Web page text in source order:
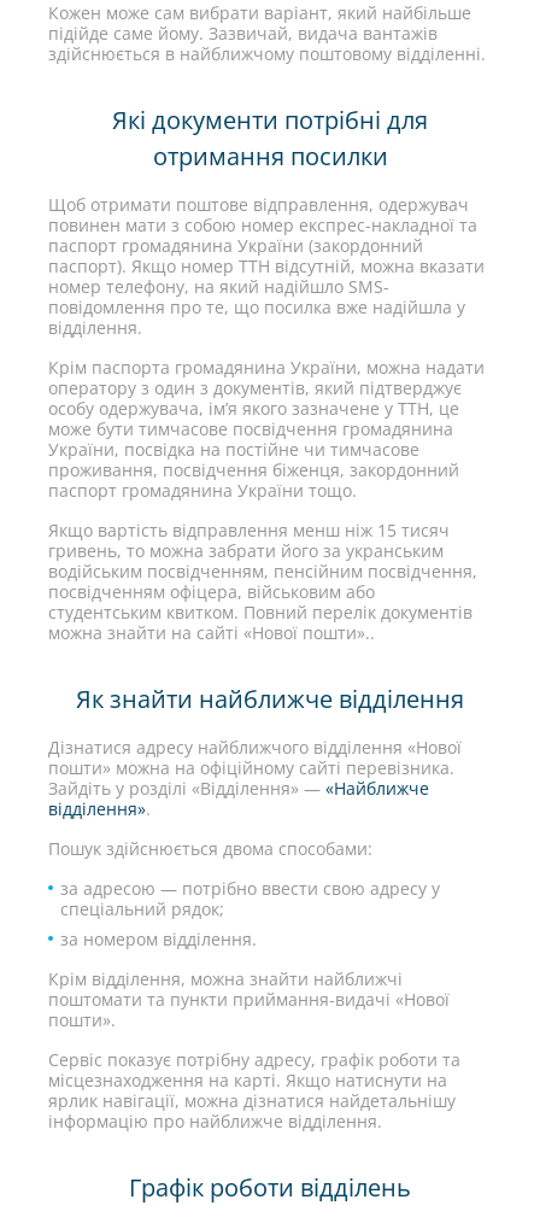
Кожен може сам вибрати варіант, який найбільше
підійде саме йому. Зазвичай, видача вантажів
здійснюється в найближчому поштовому відділенні.
Які документи потрібні для
отримання посилки
Щоб отримати поштове відправлення, одержувач
повинен мати з собою номер експрес-накладної та
паспорт громадянина України (закордонний
паспорт). Якщо номер ТТН відсутній, можна вказати
номер телефону, на який надійшло SMS-
повідомлення про те, що посилка вже надійшла у
відділення.
Крім паспорта громадянина України, можна надати
оператору з один з документів, який підтверджує
особу одержувача, ім’я якого зазначене у ТТН, це
може бути тимчасове посвідчення громадянина
України, посвідка на постійне чи тимчасове
проживання, посвідчення біженця, закордонний
паспорт громадянина України тощо.
Якщо вартість відправлення менш ніж 15 тисяч
гривень, то можна забрати його за укранським
водійським посвідченням, пенсійним посвідчення,
посвідченням офіцера, військовим або
студентським квитком. Повний перелік документів
можна знайти на сайті «Нової пошти»..
Як знайти найближче відділення
Дізнатися адресу найближчого відділення «Нової
пошти» можна на офіційному сайті перевізника.
Зайдіть у розділі «Відділення» — «Найближче
відділення».
Пошук здійснюється двома способами:
за адресою — потрібно ввести свою адресу у
спеціальний рядок;
за номером відділення.
Крім відділення, можна знайти найближчі
поштомати та пункти приймання-видачі «Нової
пошти».
Сервіс показує потрібну адресу, графік роботи та
місцезнаходження на карті. Якщо натиснути на
ярлик навігації, можна дізнатися найдетальнішу
інформацію про найближче відділення.
Графік роботи відділень